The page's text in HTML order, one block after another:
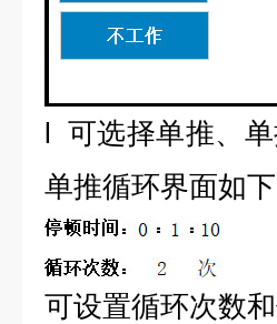
l 可选择单推、
单推循环界面如
可设置循环次数和